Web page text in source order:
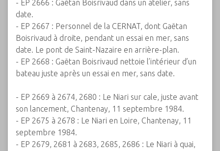
- EP 2666 : Gaëtan Boisrivaud dans un atelier, sans
date.
- EP 2667 : Personnel de la CERNAT, dont Gaëtan
Boisrivaud à droite, pendant un essai en mer, sans
date. Le pont de Saint-Nazaire en arrière-plan.
- EP 2668 : Gaëtan Boisrivaud nettoie l’intérieur d’un
bateau juste après un essai en mer, sans date.
- EP 2669 à 2674, 2680 : Le Niari sur cale, juste avant
son lancement, Chantenay, 11 septembre 1984.
- EP 2675 à 2678 : Le Niari en Loire, Chantenay, 11
septembre 1984.
- EP 2679, 2681 à 2683, 2685, 2686 : Le Niari à quai,